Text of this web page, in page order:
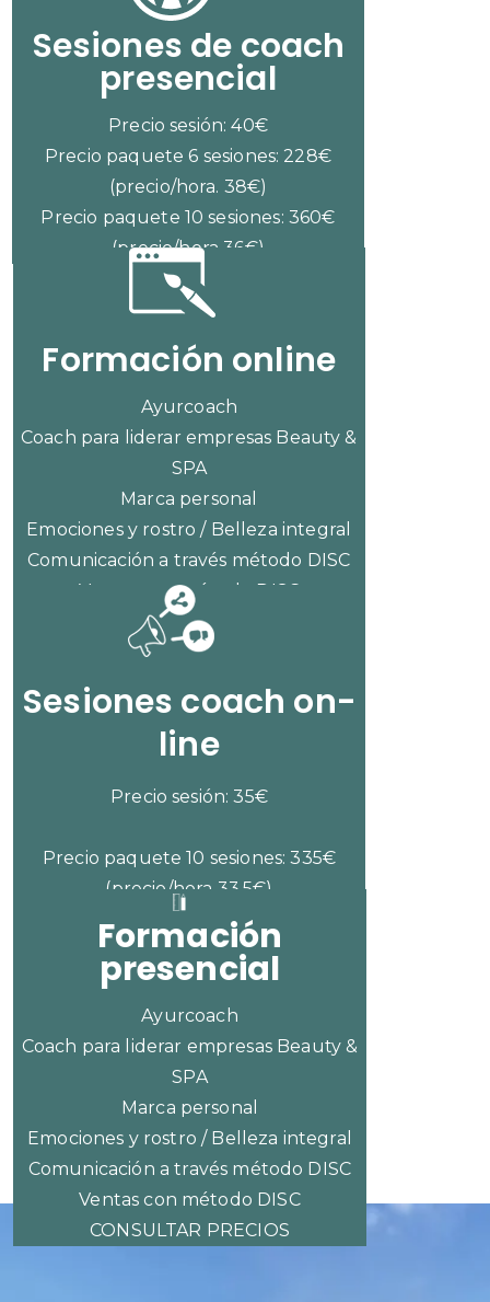
Sesiones de coach
presencial
Precio sesión: 40€
Precio paquete 6 sesiones: 228€
(precio/hora. 38€)
Precio paquete 10 sesiones: 360€
(precio/hora 36€)
Formación online
Ayurcoach
Coach para liderar empresas Beauty &
SPA
Marca personal
Emociones y rostro / Belleza integral
Comunicación a través método DISC
Ventas con método DISC
CONSULTAR PRECIOS
Sesiones coach on-
line
Precio sesión: 35€
Precio paquete 10 sesiones: 335€
(precio/hora 33,5€)
Formación
presencial
Ayurcoach
Coach para liderar empresas Beauty &
SPA
Marca personal
Emociones y rostro / Belleza integral
Comunicación a través método DISC
Ventas con método DISC
CONSULTAR PRECIOS